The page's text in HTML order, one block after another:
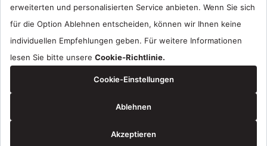
Reservierung
Gloria Hotels & Resorts sind eine Marke